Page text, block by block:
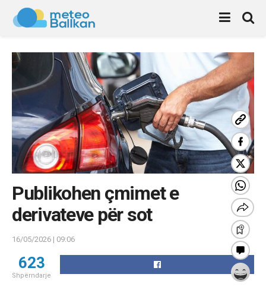
Publikohen çmimet e
derivateve për sot
16/05/2026 | 09:06
623
Shpërndarje